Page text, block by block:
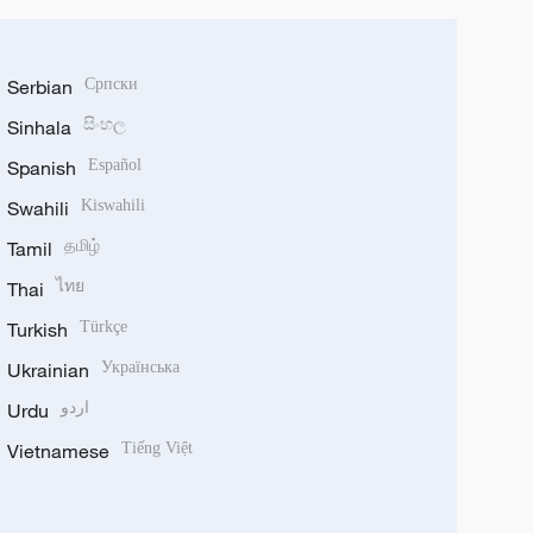
Serbian Српски
Sinhala සිංහල
Spanish Español
Swahili Kiswahili
Tamil தமிழ்
Thai ไทย
Turkish Türkçe
Ukrainian Українська
Urdu اردو
Vietnamese Tiếng Việt